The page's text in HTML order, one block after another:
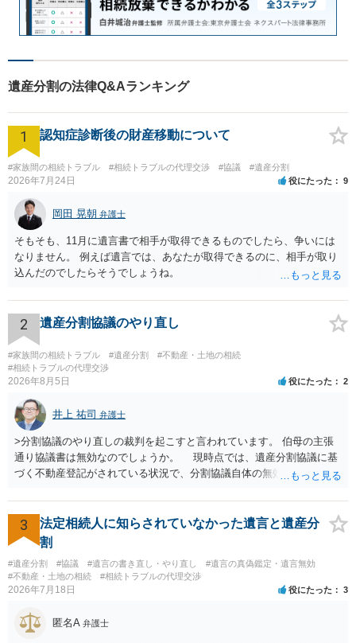
遺産分割の法律Q&Aランキング
1 認知症診断後の財産移動について
#家族間の相続トラブル #相続トラブルの代理交渉 #協議 #遺産分割
2026年7月24日 役にたった 9
岡田 晃朝 弁護士
そもそも、11月に遺言書で相手が取得できるものでしたら、争いには
なりません。 例えば遺言では、あなたが取得できるのに、相手が取り
込んだのでしたらそうでしょうね。
2 遺産分割協議のやり直し
#家族間の相続トラブル #遺産分割
#不動産・土地の相続
#相続トラブルの代理交渉
2026年8月5日 役にたった 2
井上 祐司 弁護士
>分割協議のやり直しの裁判を起こすと言われています。 伯母の主張
通り協議書は無効なのでしょうか。 現時点では、遺産分割協議に基
づく不動産登記がされている状況で、分割協議自体の無効を裁判所が
方の訴訟の主張及び立証次第ですが、 ・御祖母様の認知能力に関する
医師の意見書、筆跡鑑定 が提出されればその効力が否定される可能性
はありますが、 ・伯母様自身が分割協議に加わっていること ・御祖母
様の意に反する遺産分割協議を行う実益が誰にあったかの立証が困難
であること からすると、実際に遺産分割協議の効力が否定される可能
性はそれほど高くない（立証のハードルは非常に高い）ということが
3
法定相続人に知らされていなかった遺言と遺産分
割
#遺産分割 #協議 #遺言の書き直し・やり直し
#遺言の真偽鑑定・遺言無効
#不動産・土地の相続
#相続トラブルの代理交渉
2026年7月18日 役にたった 3
匿名A 弁護士